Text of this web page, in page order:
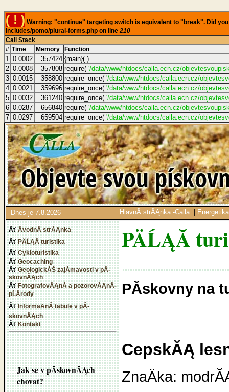
( ! ) Warning: "continue" targeting switch is equivalent to "break". Did
includes/pomo/plural-forms.php on line210
Call Stack
# Time Memory Function
1 0.0002 357424 {main}( )
2 0.0008 357808 require( '/data/www/htdocs/calla.ecn.cz/
3 0.0015 358800 require_once( '/data/www/htdocs/calla.ecn.cz/
4 0.0021 359696 require_once( '/data/www/htdocs/calla.ecn.cz/
5 0.0032 361240 require_once( '/data/www/htdocs/calla.ecn.cz/
6 0.0287 656840 require( '/data/www/htdocs/calla.ecn.cz/
7 0.0297 659504 require_once( '/data/www/htdocs/calla.ecn.cz/
Dnes je 7.8.2026 HlavnĂ­ strĂĄnka -Calla Energetika
ĂvodnĂ­ strĂĄnka
PÄĹĄĂ­ turistika
Cykloturistika
Geocaching
GeologickĂŠ zajĂ­mavosti v pĂ­
skovnĂĄch
FotografovĂĄnĂ­ a pozorovĂĄnĂ­
pĹĂ­rody
InformaÄnĂ­ tabule v pĂ­
skovnĂĄch
Kontakt
Jak se v pĂ­skovnĂĄch
chovat?
PÄĹĄĂ­
PĂ­skovny na
CepskĂĄ
ZnaÄka: